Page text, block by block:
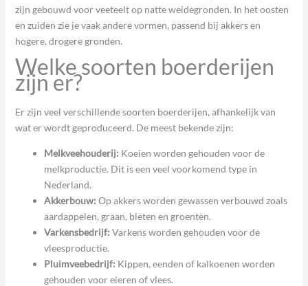
zijn gebouwd voor veeteelt op natte weidegronden. In het oosten
en zuiden zie je vaak andere vormen, passend bij akkers en
hogere, drogere gronden.
Welke soorten boerderijen
zijn er?
Er zijn veel verschillende soorten boerderijen, afhankelijk van
wat er wordt geproduceerd. De meest bekende zijn:
Melkveehouderij: Koeien worden gehouden voor de
melkproductie. Dit is een veel voorkomend type in
Nederland.
Akkerbouw: Op akkers worden gewassen verbouwd zoals
aardappelen, graan, bieten en groenten.
Varkensbedrijf: Varkens worden gehouden voor de
vleesproductie.
Pluimveebedrijf: Kippen, eenden of kalkoenen worden
gehouden voor eieren of vlees.